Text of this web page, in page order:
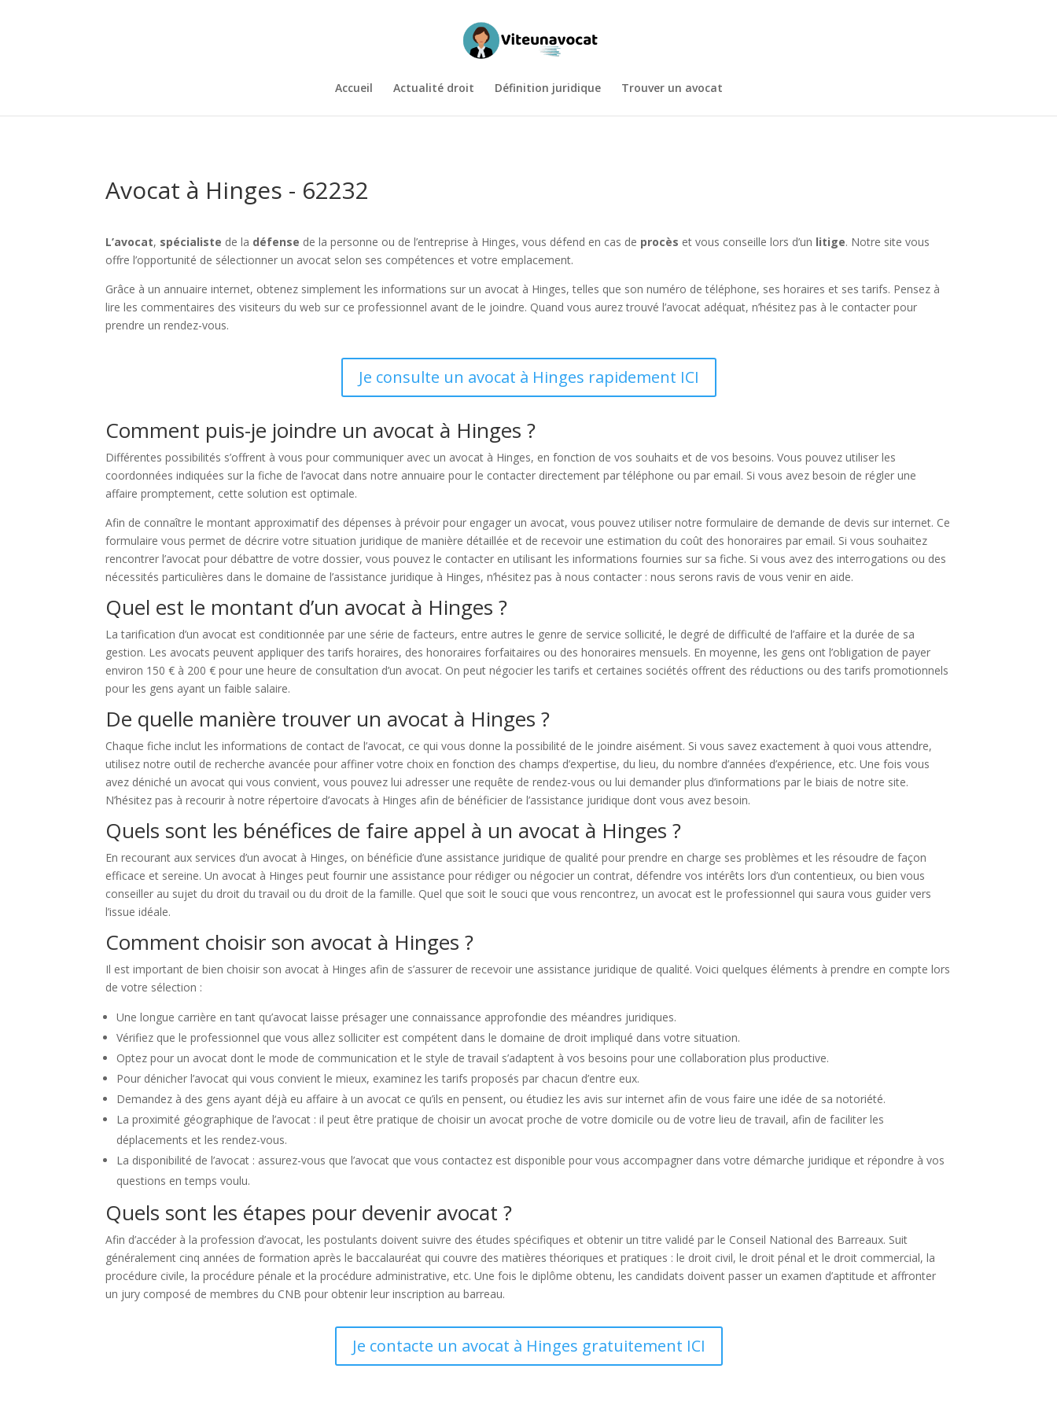
Accueil Actualité droit Définition juridique Trouver un avocat
Avocat à Hinges - 62232
L’avocat, spécialiste de la défense de la personne ou de l’entreprise à Hinges, vous défend en cas de procès et vous conseille lors d’un litige. Notre site vous
offre l’opportunité de sélectionner un avocat selon ses compétences et votre emplacement.
Grâce à un annuaire internet, obtenez simplement les informations sur un avocat à Hinges, telles que son numéro de téléphone, ses horaires et ses tarifs. Pensez à
lire les commentaires des visiteurs du web sur ce professionnel avant de le joindre. Quand vous aurez trouvé l’avocat adéquat, n’hésitez pas à le contacter pour
prendre un rendez-vous.
Je consulte un avocat à Hinges rapidement ICI
Comment puis-je joindre un avocat à Hinges ?
Différentes possibilités s’offrent à vous pour communiquer avec un avocat à Hinges, en fonction de vos souhaits et de vos besoins. Vous pouvez utiliser les
coordonnées indiquées sur la fiche de l’avocat dans notre annuaire pour le contacter directement par téléphone ou par email. Si vous avez besoin de régler une
affaire promptement, cette solution est optimale.
Afin de connaître le montant approximatif des dépenses à prévoir pour engager un avocat, vous pouvez utiliser notre formulaire de demande de devis sur internet. Ce
formulaire vous permet de décrire votre situation juridique de manière détaillée et de recevoir une estimation du coût des honoraires par email. Si vous souhaitez
rencontrer l’avocat pour débattre de votre dossier, vous pouvez le contacter en utilisant les informations fournies sur sa fiche. Si vous avez des interrogations ou des
nécessités particulières dans le domaine de l’assistance juridique à Hinges, n’hésitez pas à nous contacter : nous serons ravis de vous venir en aide.
Quel est le montant d’un avocat à Hinges ?
La tarification d’un avocat est conditionnée par une série de facteurs, entre autres le genre de service sollicité, le degré de difficulté de l’affaire et la durée de sa
gestion. Les avocats peuvent appliquer des tarifs horaires, des honoraires forfaitaires ou des honoraires mensuels. En moyenne, les gens ont l’obligation de payer
environ 150 € à 200 € pour une heure de consultation d’un avocat. On peut négocier les tarifs et certaines sociétés offrent des réductions ou des tarifs promotionnels
pour les gens ayant un faible salaire.
De quelle manière trouver un avocat à Hinges ?
Chaque fiche inclut les informations de contact de l’avocat, ce qui vous donne la possibilité de le joindre aisément. Si vous savez exactement à quoi vous attendre,
utilisez notre outil de recherche avancée pour affiner votre choix en fonction des champs d’expertise, du lieu, du nombre d’années d’expérience, etc. Une fois vous
avez déniché un avocat qui vous convient, vous pouvez lui adresser une requête de rendez-vous ou lui demander plus d’informations par le biais de notre site.
N’hésitez pas à recourir à notre répertoire d’avocats à Hinges afin de bénéficier de l’assistance juridique dont vous avez besoin.
Quels sont les bénéfices de faire appel à un avocat à Hinges ?
En recourant aux services d’un avocat à Hinges, on bénéficie d’une assistance juridique de qualité pour prendre en charge ses problèmes et les résoudre de façon
efficace et sereine. Un avocat à Hinges peut fournir une assistance pour rédiger ou négocier un contrat, défendre vos intérêts lors d’un contentieux, ou bien vous
conseiller au sujet du droit du travail ou du droit de la famille. Quel que soit le souci que vous rencontrez, un avocat est le professionnel qui saura vous guider vers
l’issue idéale.
Comment choisir son avocat à Hinges ?
Il est important de bien choisir son avocat à Hinges afin de s’assurer de recevoir une assistance juridique de qualité. Voici quelques éléments à prendre en compte lors
de votre sélection :
Une longue carrière en tant qu’avocat laisse présager une connaissance approfondie des méandres juridiques.
Vérifiez que le professionnel que vous allez solliciter est compétent dans le domaine de droit impliqué dans votre situation.
Optez pour un avocat dont le mode de communication et le style de travail s’adaptent à vos besoins pour une collaboration plus productive.
Pour dénicher l’avocat qui vous convient le mieux, examinez les tarifs proposés par chacun d’entre eux.
Demandez à des gens ayant déjà eu affaire à un avocat ce qu’ils en pensent, ou étudiez les avis sur internet afin de vous faire une idée de sa notoriété.
La proximité géographique de l’avocat : il peut être pratique de choisir un avocat proche de votre domicile ou de votre lieu de travail, afin de faciliter les
déplacements et les rendez-vous.
La disponibilité de l’avocat : assurez-vous que l’avocat que vous contactez est disponible pour vous accompagner dans votre démarche juridique et répondre à vos
questions en temps voulu.
Quels sont les étapes pour devenir avocat ?
Afin d’accéder à la profession d’avocat, les postulants doivent suivre des études spécifiques et obtenir un titre validé par le Conseil National des Barreaux. Suit
généralement cinq années de formation après le baccalauréat qui couvre des matières théoriques et pratiques : le droit civil, le droit pénal et le droit commercial, la
procédure civile, la procédure pénale et la procédure administrative, etc. Une fois le diplôme obtenu, les candidats doivent passer un examen d’aptitude et affronter
un jury composé de membres du CNB pour obtenir leur inscription au barreau.
Je contacte un avocat à Hinges gratuitement ICI